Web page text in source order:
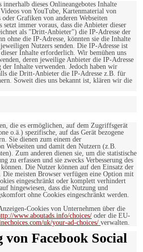
innerhalb dieses Onlineangebotes Inhalte
von YouTube, Kartenmaterial von
oder Grafiken von anderen Webseiten
setzt immer voraus, dass die Anbieter dieser
als "Dritt-Anbieter") die IP-Adresse der
ohne die IP-Adresse, könnten sie die Inhalte
Nutzers senden. Die IP-Adresse ist
Inhalte erforderlich. Wir bemühen uns
deren jeweilige Anbieter die IP-Adresse
Inhalte verwenden. Jedoch haben wir
die Dritt-Anbieter die IP-Adresse z.B. für
Soweit dies uns bekannt ist, klären wir die
die es ermöglichen, auf dem Zugriffsgerät
o.ä.) spezifische, auf das Gerät bezogene
Sie dienen zum einem der
Webseiten und damit den Nutzern (z.B.
Zum anderen dienen sie, um die statistische
zu erfassen und sie zwecks Verbesserung des
Die Nutzer können auf den Einsatz der
Die meisten Browser verfügen eine Option mit
eingeschränkt oder komplett verhindert
hingewiesen, dass die Nutzung und
ohne Cookies eingeschränkt werden.
Cookies von Unternehmen über die
www.aboutads.info/choices/ oder die EU-
uk/your-ad-choices/ verwalten.
von Facebook Social